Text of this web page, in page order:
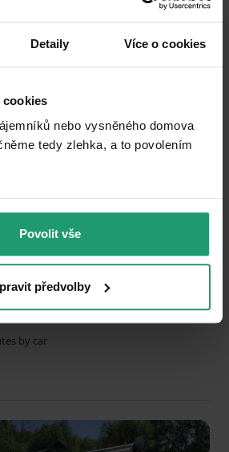
Detaily Více o cookies
nebo vysněného domova
tedy zlehka, a to povolením
Povolit vše
předvolby
1
TO RENT
Královéhradecký Region
by car